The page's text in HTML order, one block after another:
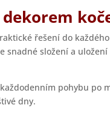
řešení do
složení a
pohybu po
dny.